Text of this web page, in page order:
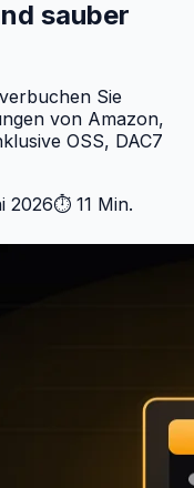
sauber
Sie
von Amazon,
OSS, DAC7
2026⏱ 11 Min.